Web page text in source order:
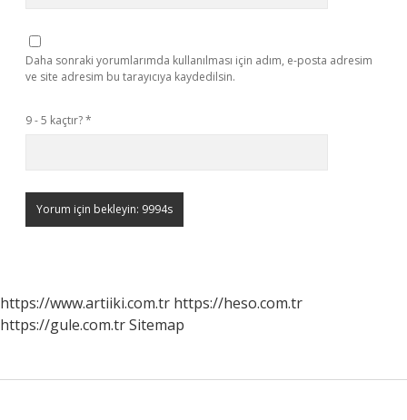
Daha sonraki yorumlarımda kullanılması için adım, e-posta adresim
ve site adresim bu tarayıcıya kaydedilsin.
9 - 5 kaçtır?*
https://www.artiiki.com.tr https://heso.com.tr
https://gule.com.trSitemap